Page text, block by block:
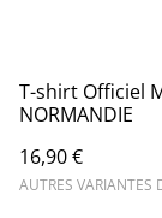
T-shirt Officiel
NORMANDIE
16,90 €
AUTRES VARIANTES